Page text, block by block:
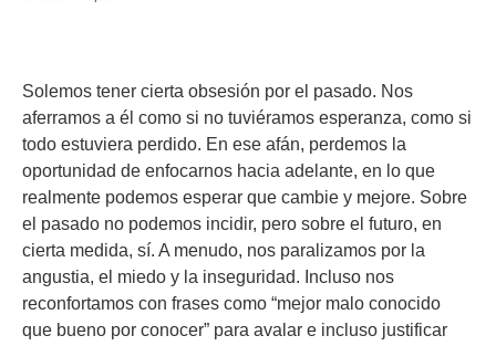
Solemos tener cierta obsesión por el pasado. Nos
aferramos a él como si no tuviéramos esperanza, como si
todo estuviera perdido. En ese afán, perdemos la
oportunidad de enfocarnos hacia adelante, en lo que
realmente podemos esperar que cambie y mejore. Sobre
el pasado no podemos incidir, pero sobre el futuro, en
cierta medida, sí. A menudo, nos paralizamos por la
angustia, el miedo y la inseguridad. Incluso nos
reconfortamos con frases como “mejor malo conocido
que bueno por conocer” para avalar e incluso justificar